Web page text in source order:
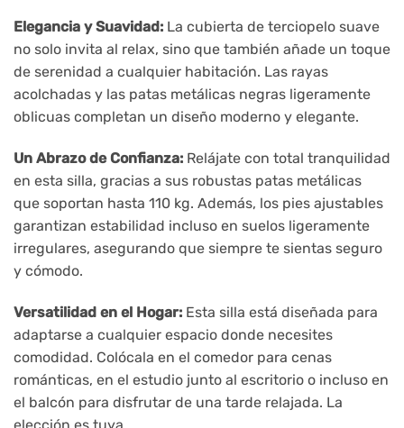
Elegancia y Suavidad: La cubierta de terciopelo suave
no solo invita al relax, sino que también añade un toque
de serenidad a cualquier habitación. Las rayas
acolchadas y las patas metálicas negras ligeramente
oblicuas completan un diseño moderno y elegante.
Un Abrazo de Confianza: Relájate con total tranquilidad
en esta silla, gracias a sus robustas patas metálicas
que soportan hasta 110 kg. Además, los pies ajustables
garantizan estabilidad incluso en suelos ligeramente
irregulares, asegurando que siempre te sientas seguro
y cómodo.
Versatilidad en el Hogar: Esta silla está diseñada para
adaptarse a cualquier espacio donde necesites
comodidad. Colócala en el comedor para cenas
románticas, en el estudio junto al escritorio o incluso en
el balcón para disfrutar de una tarde relajada. La
elección es tuya.